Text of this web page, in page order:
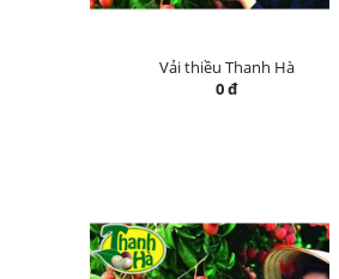
Vải thiều Thanh Hà
0 đ